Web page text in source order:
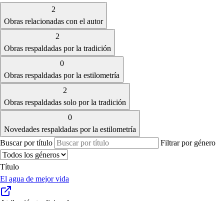
2
Obras relacionadas con el autor
2
Obras respaldadas por la tradición
0
Obras respaldadas por la estilometría
2
Obras respaldadas solo por la tradición
0
Novedades respaldadas por la estilometría
Buscar por título
Filtrar por género
Título
El agua de mejor vida